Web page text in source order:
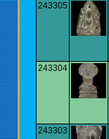
243305
243304
243303